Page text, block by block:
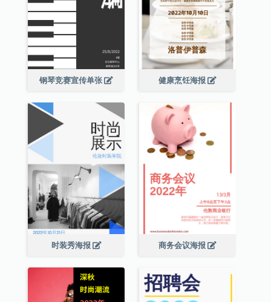
钢琴竞赛宣传单张 健康烹饪海报
时装秀海报 商务会议海报